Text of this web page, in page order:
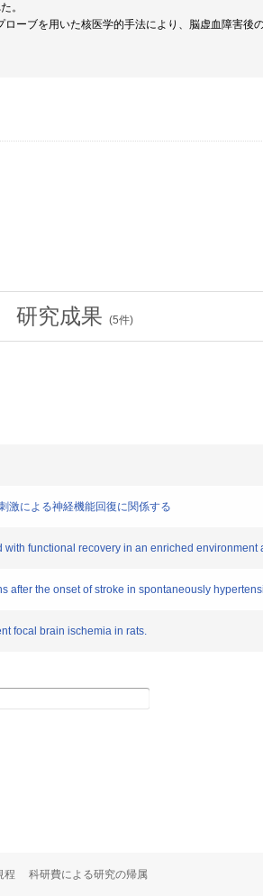
。
ーブを用いた核医学的手法により、脳虚血障害後
研究成果 (5件)
激による神経機能回復に関係する
functional recovery in an enriched environment
after the onset of stroke in spontaneously
focal brain ischemia in rats.
程 科研費による研究の帰属